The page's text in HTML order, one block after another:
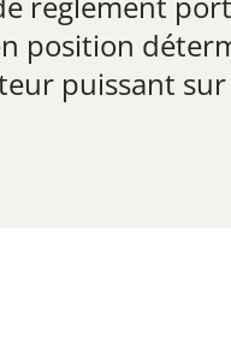
position
puissant